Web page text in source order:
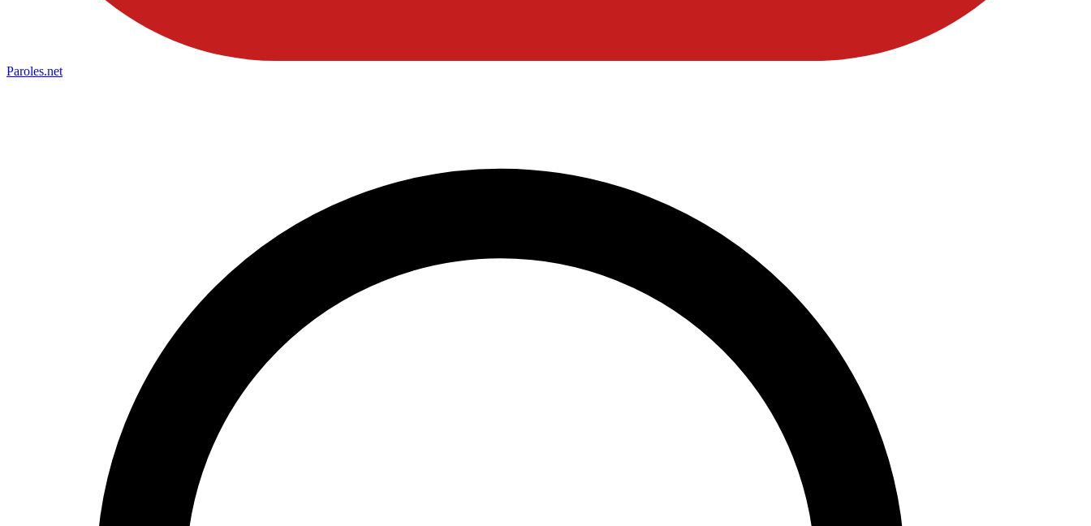
Paroles.net